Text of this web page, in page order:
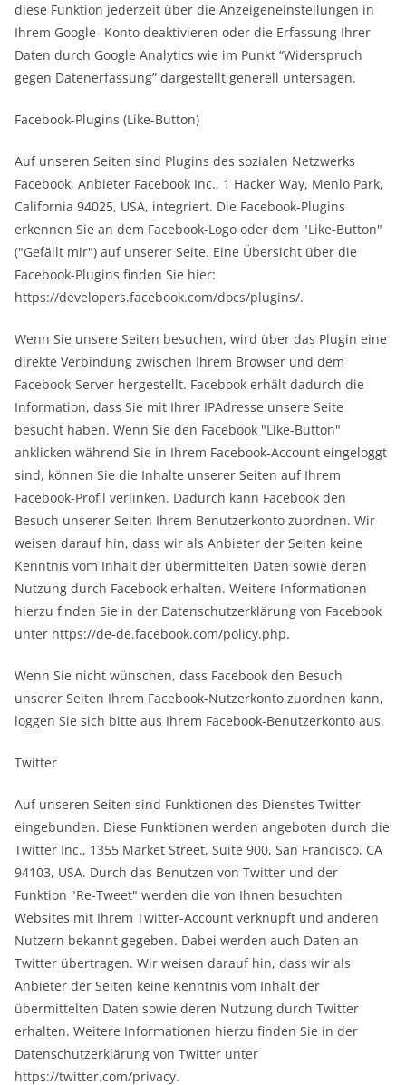
diese Funktion jederzeit über die Anzeigeneinstellungen in
Ihrem Google- Konto deaktivieren oder die Erfassung Ihrer
Daten durch Google Analytics wie im Punkt “Widerspruch
gegen Datenerfassung” dargestellt generell untersagen.
Facebook-Plugins (Like-Button)
Auf unseren Seiten sind Plugins des sozialen Netzwerks
Facebook, Anbieter Facebook Inc., 1 Hacker Way, Menlo Park,
California 94025, USA, integriert. Die Facebook-Plugins
erkennen Sie an dem Facebook-Logo oder dem "Like-Button"
("Gefällt mir") auf unserer Seite. Eine Übersicht über die
Facebook-Plugins finden Sie hier:
https://developers.facebook.com/docs/plugins/.
Wenn Sie unsere Seiten besuchen, wird über das Plugin eine
direkte Verbindung zwischen Ihrem Browser und dem
Facebook-Server hergestellt. Facebook erhält dadurch die
Information, dass Sie mit Ihrer IPAdresse unsere Seite
besucht haben. Wenn Sie den Facebook "Like-Button"
anklicken während Sie in Ihrem Facebook-Account eingeloggt
sind, können Sie die Inhalte unserer Seiten auf Ihrem
Facebook-Profil verlinken. Dadurch kann Facebook den
Besuch unserer Seiten Ihrem Benutzerkonto zuordnen. Wir
weisen darauf hin, dass wir als Anbieter der Seiten keine
Kenntnis vom Inhalt der übermittelten Daten sowie deren
Nutzung durch Facebook erhalten. Weitere Informationen
hierzu finden Sie in der Datenschutzerklärung von Facebook
unter https://de-de.facebook.com/policy.php.
Wenn Sie nicht wünschen, dass Facebook den Besuch
unserer Seiten Ihrem Facebook-Nutzerkonto zuordnen kann,
loggen Sie sich bitte aus Ihrem Facebook-Benutzerkonto aus.
Twitter
Auf unseren Seiten sind Funktionen des Dienstes Twitter
eingebunden. Diese Funktionen werden angeboten durch die
Twitter Inc., 1355 Market Street, Suite 900, San Francisco, CA
94103, USA. Durch das Benutzen von Twitter und der
Funktion "Re-Tweet" werden die von Ihnen besuchten
Websites mit Ihrem Twitter-Account verknüpft und anderen
Nutzern bekannt gegeben. Dabei werden auch Daten an
Twitter übertragen. Wir weisen darauf hin, dass wir als
Anbieter der Seiten keine Kenntnis vom Inhalt der
übermittelten Daten sowie deren Nutzung durch Twitter
erhalten. Weitere Informationen hierzu finden Sie in der
Datenschutzerklärung von Twitter unter
https://twitter.com/privacy.